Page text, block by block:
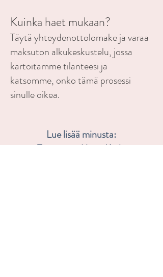
Kuinka haet mukaan?
Täytä yhteydenottolomake ja varaa
maksuton alkukeskustelu, jossa
kartoitamme tilanteesi ja
katsomme, onko tämä prosessi
sinulle oikea.
Lue lisää minusta:
Terapeutti Maria Kärki